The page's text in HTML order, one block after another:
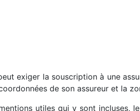
exiger la souscription à une
de son assureur et la
utiles qui y sont incluses,